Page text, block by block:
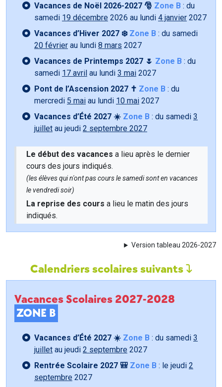
Vacances de Noël 2026-2027 🎅 Zone B : du
samedi 19 décembre 2026 au lundi 4 janvier 2027
Vacances d’Hiver 2027 ❄️ Zone B : du samedi
20 février au lundi 8 mars 2027
Vacances de Printemps 2027 🌷 Zone B : du
samedi 17 avril au lundi 3 mai 2027
Pont de l’Ascension 2027 ✝️ Zone B : du
mercredi 5 mai au lundi 10 mai 2027
Vacances d’Été 2027 ☀️ Zone B : du samedi 3
juillet au jeudi 2 septembre 2027
Le début des vacances a lieu après le dernier
cours des jours indiqués.
(les élèves qui n'ont pas cours le samedi sont en vacances
le vendredi soir)
La reprise des cours a lieu le matin des jours
indiqués.
Version tableau 2026-2027
Calendriers scolaires suivants
Vacances Scolaires 2027-2028
ZONE B
Vacances d’Été 2027 ☀️ Zone B : du samedi 3
juillet au jeudi 2 septembre 2027
Rentrée Scolaire 2027 🎒 Zone B : le jeudi 2
septembre 2027